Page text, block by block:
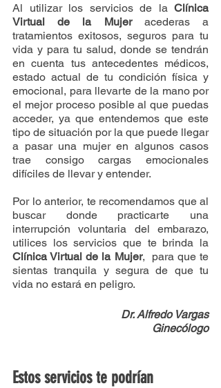
Al utilizar los servicios de la Clínica
Virtual de la Mujer acederas a
tratamientos exitosos, seguros para tu
vida y para tu salud, donde se tendrán
en cuenta tus antecedentes médicos,
estado actual de tu condición física y
emocional, para llevarte de la mano por
el mejor proceso posible al que puedas
acceder, ya que entendemos que este
tipo de situación por la que puede llegar
a pasar una mujer en algunos casos
trae consigo cargas emocionales
difíciles de llevar y entender.
Por lo anterior, te recomendamos que al
buscar donde practicarte una
interrupción voluntaria del embarazo,
Clínica Virtual de la Mujer,  para que te
sientas tranquila y segura de que tu
vida no estará en peligro.
Dr. Alfredo Vargas
Ginecólogo
Estos servicios te podrían